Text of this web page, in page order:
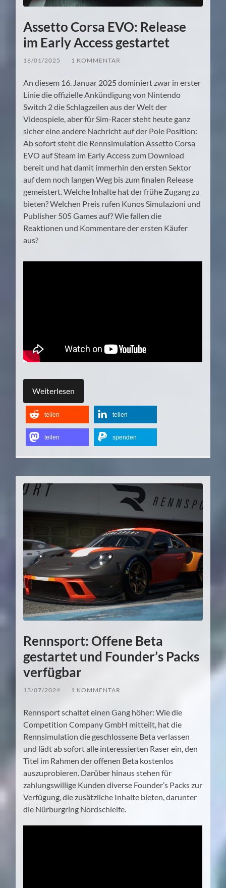
Assetto Corsa EVO: Release
im Early Access gestartet
16/01/2025 1 KOMMENTAR
An diesem 16. Januar 2025 dominiert zwar in erster
Linie die offizielle Ankündigung von Nintendo
Switch 2 die Schlagzeilen aus der Welt der
Videospiele, aber für Sim-Racer steht heute ganz
sicher eine andere Nachricht auf der Pole Position:
Ab sofort steht die Rennsimulation Assetto Corsa
EVO auf Steam im Early Access zum Download
bereit und hat damit immerhin den ersten Sektor
auf dem noch langen Weg bis zum finalen Release
gemeistert. Welche Inhalte hat der frühe Zugang zu
bieten? Welchen Preis rufen Kunos Simulazioni und
Publisher 505 Games auf? Wie fallen die
Reaktionen und Kommentare der ersten Käufer
aus?
Weiterlesen
teilen teilen
teilen spenden
Rennsport: Offene Beta
gestartet und Founder’s Packs
verfügbar
13/07/2024 1 KOMMENTAR
Rennsport schaltet einen Gang höher: Wie die
Competition Company GmbH mitteilt, hat die
Rennsimulation die geschlossene Beta verlassen
und lädt ab sofort alle interessierten Raser ein, den
Titel im Rahmen der offenen Beta kostenlos
auszuprobieren. Darüber hinaus stehen für
zahlungswillige Kunden diverse Founder’s Packs zur
Verfügung, die zusätzliche Inhalte bieten, darunter
die Nürburgring Nordschleife.